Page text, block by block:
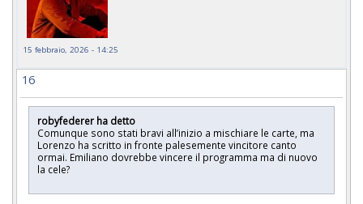
15 febbraio, 2026 - 14:25
16
robyfederer ha detto
Comunque sono stati bravi all’inizio a mischiare le carte, ma
Lorenzo ha scritto in fronte palesemente vincitore canto
ormai. Emiliano dovrebbe vincere il programma ma di nuovo
la cele?